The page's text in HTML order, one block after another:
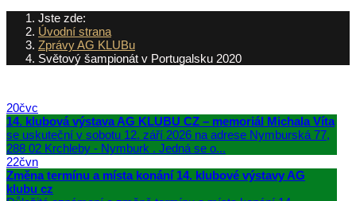
Jste zde:
Úvodní strana
Zprávy AG KLUBu
Světový šampionát v Portugalsku 2020
20čvc
14. klubová výstava AG KLUBU CZ – memoriál Michala Víta
se uskuteční v sobotu 12. září 2026 na adrese Nymburská 77,
288 02 Krchleby - Nymburk . Jedná se o...
22čvn
Změna termínu a místa konání 14. klubové výstavy AG
klubu cz